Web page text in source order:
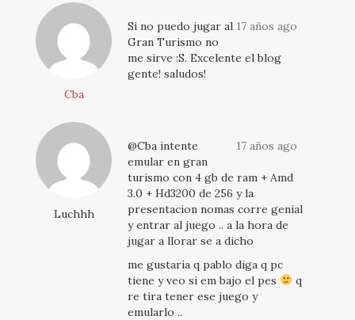
Cba
17 años ago
Si no puedo jugar al
Gran Turismo no
me sirve :S. Excelente el blog
gente! saludos!
Luchhh
17 años ago
@Cba intente
emular en gran
turismo con 4 gb de ram + Amd
3.0 + Hd3200 de 256 y la
presentacion nomas corre genial
y entrar al juego .. a la hora de
jugar a llorar se a dicho
me gustaria q pablo diga q pc
tiene y veo si em bajo el pes
q
re tira tener ese juego y
emularlo ..